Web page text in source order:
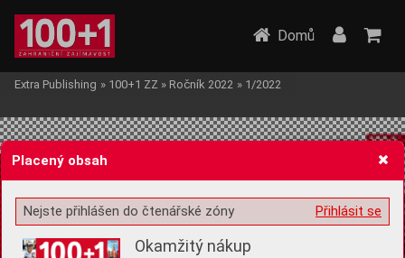
Žádost o souhlas s ukládáním volitelných informací
Domů
Extra Publishing » 100+1 ZZ » Ročník 2022 » 1/2022
Placený obsah
Přihlásit se
Nejste přihlášen do čtenářské zóny
Okamžitý nákup